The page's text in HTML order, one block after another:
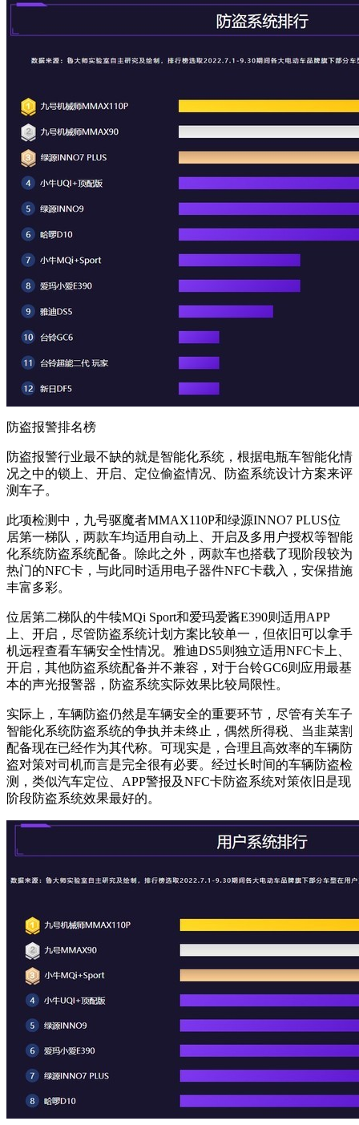
防盗报警排名榜
防盗报警行业最不缺的就是智能化系统，根据电瓶车智能化情
况之中的锁上、开启、定位偷盗情况、防盗系统设计方案来评
测车子。
此项检测中，九号驱魔者MMAX110P和绿源INNO7 PLUS位
居第一梯队，两款车均适用自动上、开启及多用户授权等智能
化系统防盗系统配备。除此之外，两款车也搭载了现阶段较为
热门的NFC卡，与此同时适用电子器件NFC卡载入，安保措施
丰富多彩。
位居第二梯队的牛犊MQi Sport和爱玛爱酱E390则适用APP
上、开启，尽管防盗系统计划方案比较单一，但依旧可以拿手
机远程查看车辆安全性情况。雅迪DS5则独立适用NFC卡上、
开启，其他防盗系统配备并不兼容，对于台铃GC6则应用最基
本的声光报警器，防盗系统实际效果比较局限性。
实际上，车辆防盗仍然是车辆安全的重要环节，尽管有关车子
智能化系统防盗系统的争执并未终止，偶然所得税、当韭菜割
配备现在已经作为其代称。可现实是，合理且高效率的车辆防
盗对策对司机而言是完全很有必要。经过长时间的车辆防盗检
测，类似汽车定位、APP警报及NFC卡防盗系统对策依旧是现
阶段防盗系统效果最好的。